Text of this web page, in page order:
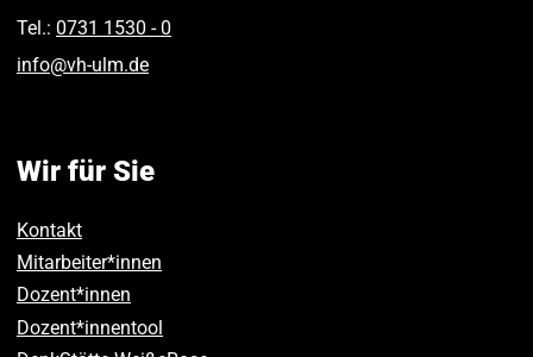
Tel.: 0731 1530 ‑ 0
info@vh-ulm.de
Wir für Sie
Kontakt
Mitarbeiter*innen
Dozent*innen
Dozent*innentool